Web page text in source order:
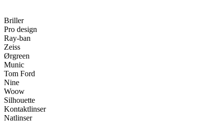
Briller
Pro design
Ray-ban
Zeiss
Ørgreen
Munic
Tom Ford
Nine
Woow
Silhouette
Kontaktlinser
Natlinser